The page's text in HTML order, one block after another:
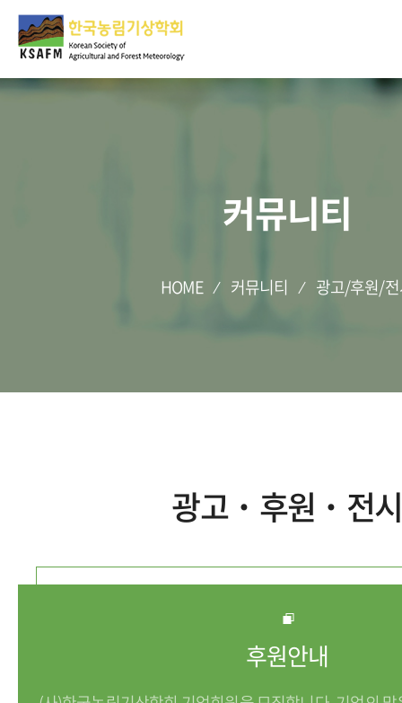
커뮤니티
HOME 커뮤니티 광고/후원/
광고˙후원˙전시
후원안내